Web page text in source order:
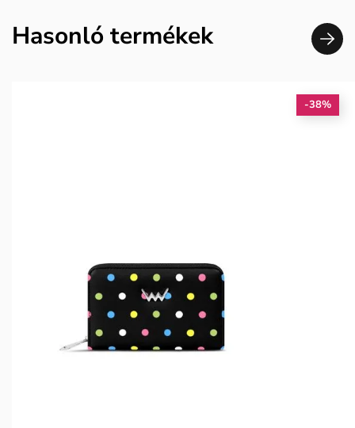
Hasonló termékek
-38%